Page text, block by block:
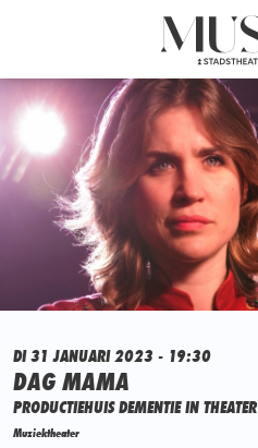
DI 31 JANUARI 2023 - 19:30
DAG MAMA
PRODUCTIEHUIS DEMENTIE IN THEATER
Muziektheater